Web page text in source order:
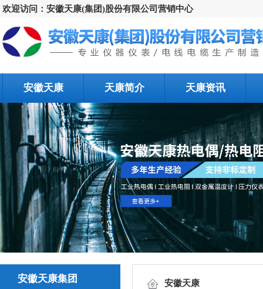
欢迎访问：安徽天康(集团)股份有限公司营销中心
安徽天康 天康简介 天康资讯
安徽天康集团 安徽天康